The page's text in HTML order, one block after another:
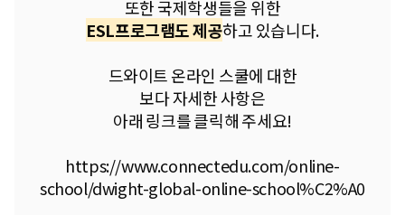
또한 국제학생들을 위한
ESL프로그램도 제공하고 있습니다.
​드와이트 온라인 스쿨에 대한
보다 자세한 사항은
아래 링크를 클릭해 주세요!
https://www.connectedu.com/online-
school/dwight-global-online-school%C2%A0